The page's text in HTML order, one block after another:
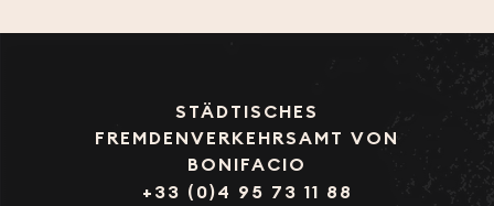
STÄDTISCHES
FREMDENVERKEHRSAMT VON
BONIFACIO
+33 (0)4 95 73 11 88